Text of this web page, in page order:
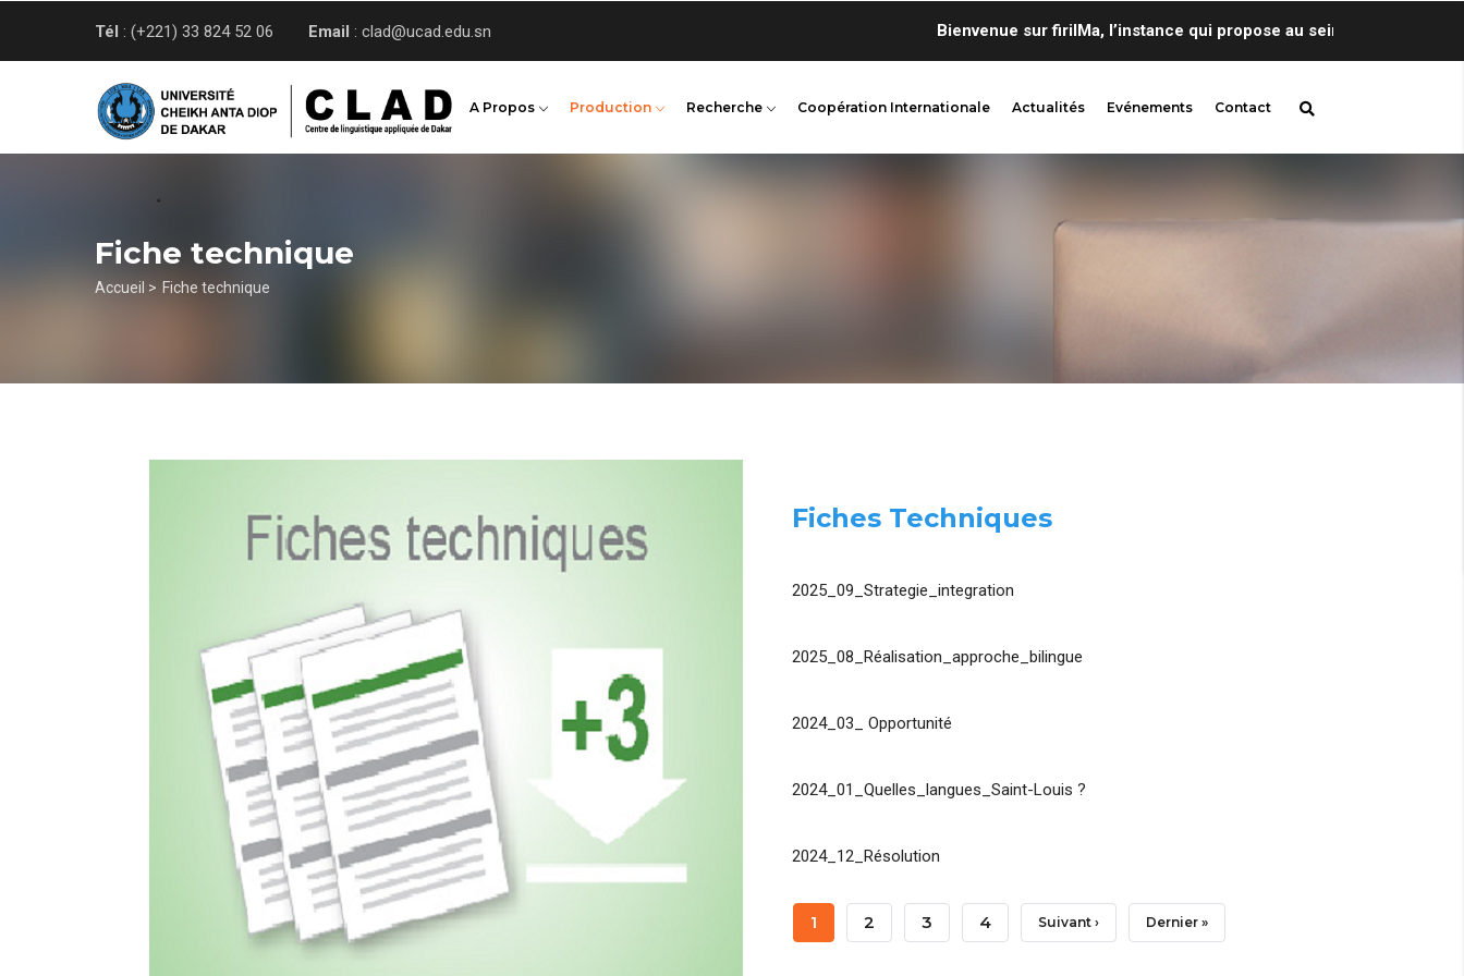
Tél : (+221) 33 824 52 06 Email : clad@ucad.edu.sn Bienvenue sur firilMa, l’instance qui propose au sein de Centre de
A Propos Production Recherche Coopération Internationale Actualités Evénements Contact
Fiche technique
Fil
Accueil > Fiche technique
Fiches Techniques
2025_09_Strategie_integration
2025_08_Réalisation_approche_bilingue
2024_03_ Opportunité
2024_01_Quelles_langues_Saint-Louis ?
2024_12_Résolution
Pagination
Page
1 Page
2 Page
3 Page
4 Page
Suivant › Dernière
Dernier »